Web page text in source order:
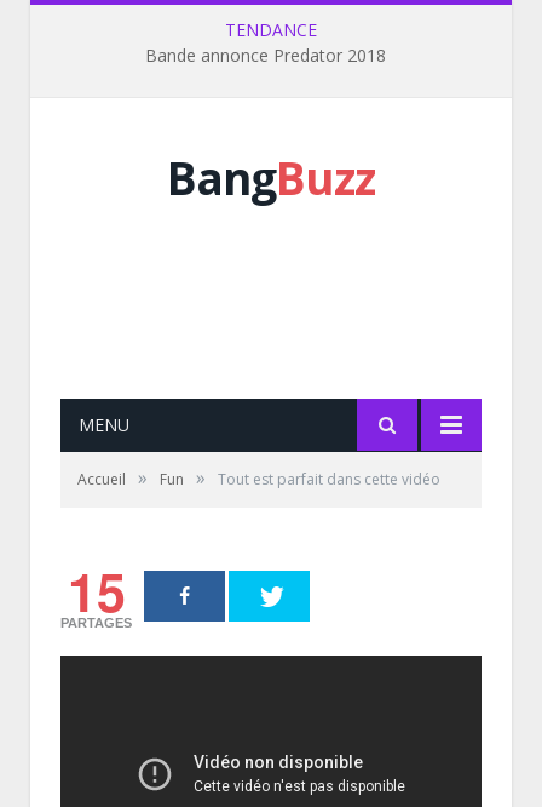
TENDANCE
Bande annonce Predator 2018
BangBuzz
MENU
Accueil » Fun » Tout est parfait dans cette vidéo
15
PARTAGES